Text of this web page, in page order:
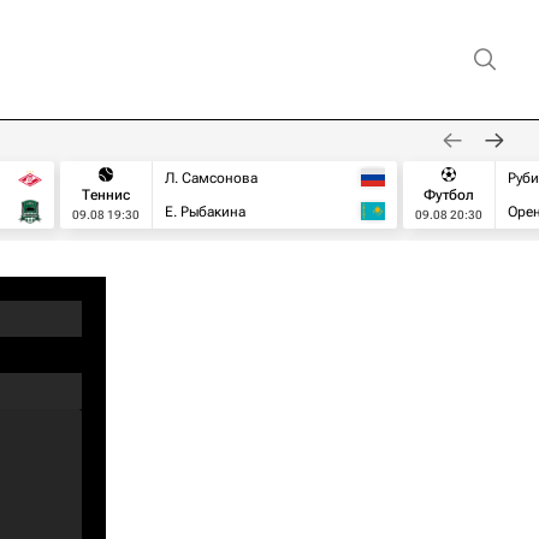
Теннис
09.08 19:30
Л. Самсонова
Е. Рыбакина
Футбол
09.08 20:30